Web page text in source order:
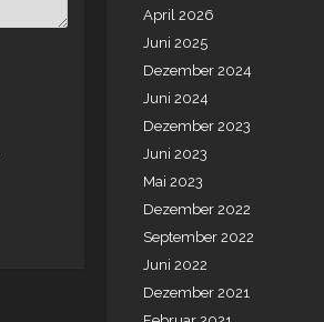
April 2026
Juni 2025
Dezember 2024
Juni 2024
Dezember 2023
Juni 2023
Mai 2023
Dezember 2022
September 2022
Juni 2022
Dezember 2021